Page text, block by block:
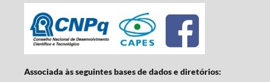
Associada às seguintes bases de dados e diretórios: